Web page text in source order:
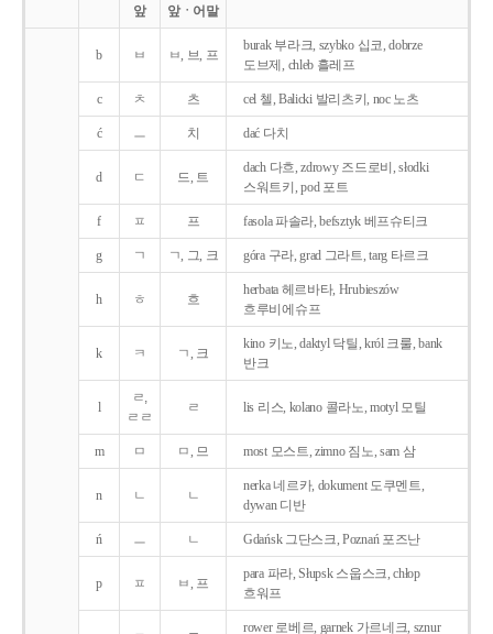
앞
앞ㆍ어말
b ㅂ ㅂ, 브, 프
burak 부라크, szybko 십코, dobrze
도브제, chleb 흘레프
c ㅊ 츠 cel 첼, Balicki 발리츠키, noc 노츠
ć ㅡ 치 dać 다치
d ㄷ 드, 트
dach 다흐, zdrowy 즈드로비, słodki
스워트키, pod 포트
f ㅍ 프 fasola 파솔라, befsztyk 베프슈티크
g ㄱ ㄱ, 그, 크 góra 구라, grad 그라트, targ 타르크
h ㅎ 흐
herbata 헤르바타, Hrubieszów
흐루비에슈프
k ㅋ ㄱ, 크
kino 키노, daktyl 닥틸, król 크룰, bank
반크
l
ㄹ,
ㄹㄹ
ㄹ lis 리스, kolano 콜라노, motyl 모틸
m ㅁ ㅁ, 므 most 모스트, zimno 짐노, sam 삼
n ㄴ ㄴ
nerka 네르카, dokument 도쿠멘트,
dywan 디반
ń ㅡ ㄴ Gdańsk 그단스크, Poznań 포즈난
p ㅍ ㅂ, 프
para 파라, Słupsk 스웁스크, chłop
흐워프
rower 로베르, garnek 가르네크, sznur